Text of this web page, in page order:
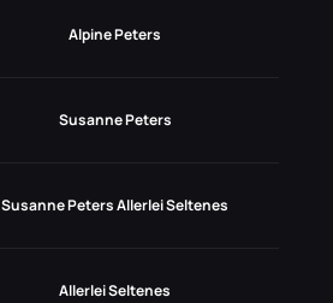
Alpine Peters
Susanne Peters
Susanne Peters Allerlei Seltenes
Allerlei Seltenes